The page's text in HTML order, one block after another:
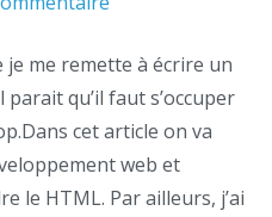
le
HTML
en
partant
de
je me remette à écrire un
parait qu’il faut s’occuper
cet article on va
web et
le HTML. Par ailleurs, j’ai